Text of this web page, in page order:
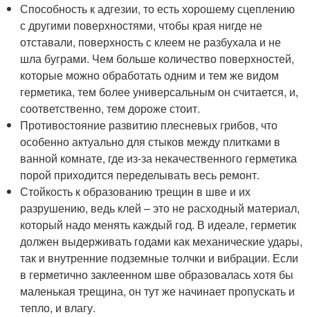
Способность к адгезии, то есть хорошему сцеплению
с другими поверхностями, чтобы края нигде не
отставали, поверхность с клеем не разбухала и не
шла буграми. Чем больше количество поверхностей,
которые можно обработать одним и тем же видом
герметика, тем более универсальным он считается, и,
соответственно, тем дороже стоит.
Противостояние развитию плесневых грибов, что
особенно актуально для стыков между плитками в
ванной комнате, где из-за некачественного герметика
порой приходится переделывать весь ремонт.
Стойкость к образованию трещин в шве и их
разрушению, ведь клей – это не расходный материал,
который надо менять каждый год. В идеале, герметик
должен выдерживать годами как механические удары,
так и внутренние подземные толчки и вибрации. Если
в герметично заклеенном шве образовалась хотя бы
маленькая трещина, он тут же начинает пропускать и
тепло, и влагу.